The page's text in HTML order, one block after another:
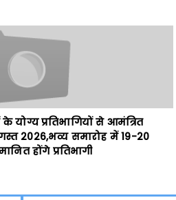
योग्य प्रतिभागियों से आमंत्रित
2026,भव्य समारोह में 19-20
होंगे प्रतिभागी